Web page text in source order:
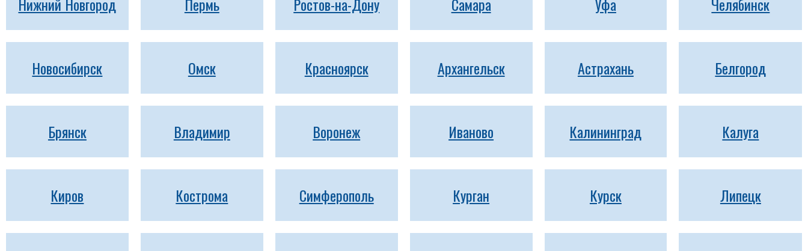
Новосибирск Омск Красноярск Архангельск Астрахань Белгород
Брянск Владимир Воронеж Иваново Калининград Калуга
Киров Кострома Симферополь Курган Курск Липецк